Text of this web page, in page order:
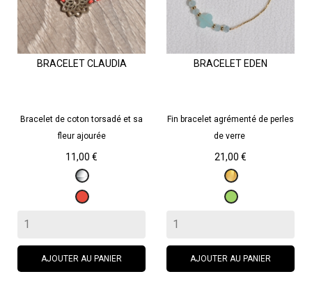
BRACELET CLAUDIA
Bracelet de coton torsadé et sa
fleur ajourée
Prix
11,00 €
Argenté
Rouge
AJOUTER AU PANIER
BRACELET EDEN
Fin bracelet agrémenté de perles
de verre
Prix
21,00 €
Doré
Vert
AJOUTER AU PANIER